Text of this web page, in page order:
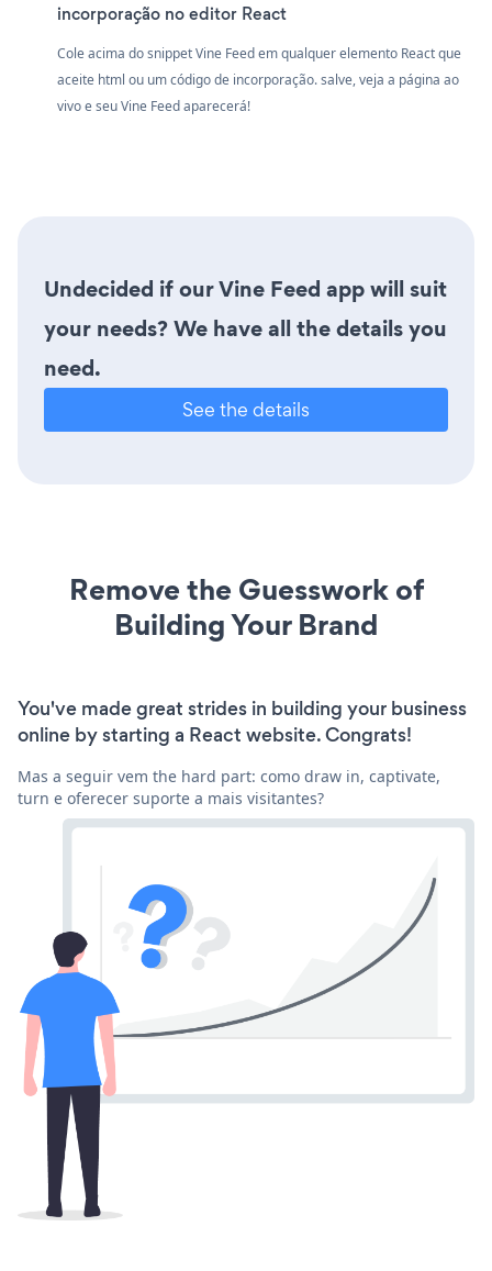
incorporação no editor React
Cole acima do snippet Vine Feed em qualquer elemento React que
aceite html ou um código de incorporação. salve, veja a página ao
vivo e seu Vine Feed aparecerá!
Undecided if our Vine Feed app will suit
your needs? We have all the details you
need.
See the details
Remove the Guesswork of
Building Your Brand
You've made great strides in building your business
online by starting a React website. Congrats!
Mas a seguir vem the hard part: como draw in, captivate,
turn e oferecer suporte a mais visitantes?